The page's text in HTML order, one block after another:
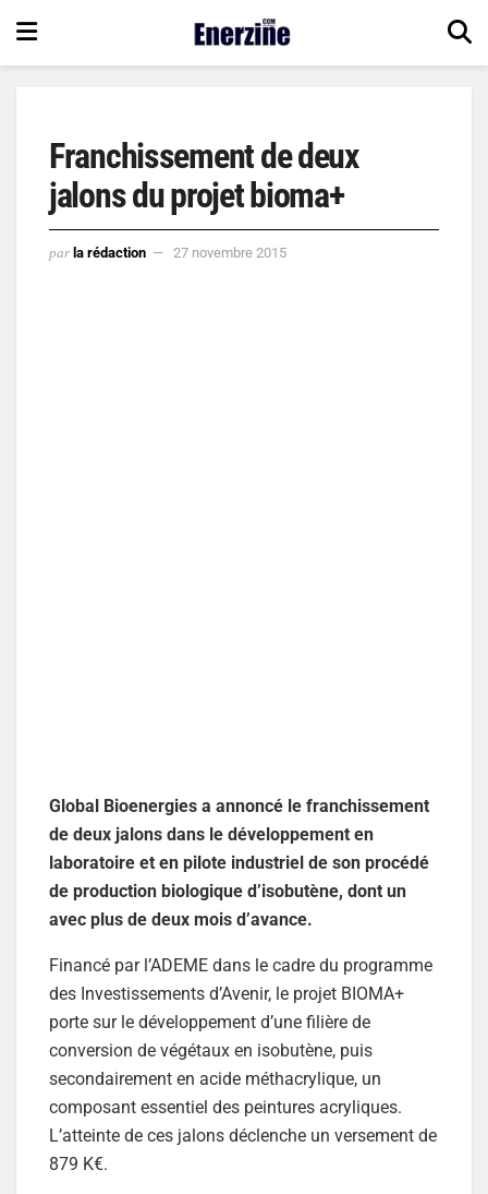
Franchissement de deux
jalons du projet bioma+
par la rédaction 27 novembre 2015
Global Bioenergies a annoncé le franchissement
de deux jalons dans le développement en
laboratoire et en pilote industriel de son procédé
de production biologique d’isobutène, dont un
avec plus de deux mois d’avance.
Financé par l’ADEME dans le cadre du programme
des Investissements d’Avenir, le projet BIOMA+
porte sur le développement d’une filière de
conversion de végétaux en isobutène, puis
secondairement en acide méthacrylique, un
composant essentiel des peintures acryliques.
L’atteinte de ces jalons déclenche un versement de
879 K€.